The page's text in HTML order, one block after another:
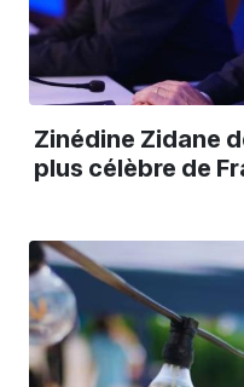
Zinédine Zidane
plus célèbre de